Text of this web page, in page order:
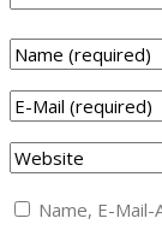
Name, E-